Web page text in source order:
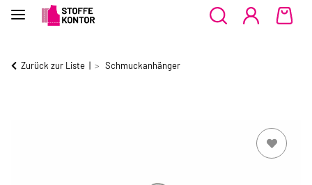
Zurück zur Liste Schmuckanhänger